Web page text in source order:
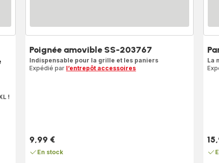
!
Poignée amovible SS-203767
Indispensable pour la grille et les paniers
Expédié par l’entrepôt accessoires
Prix
9,99 €
En stock
La
Prix